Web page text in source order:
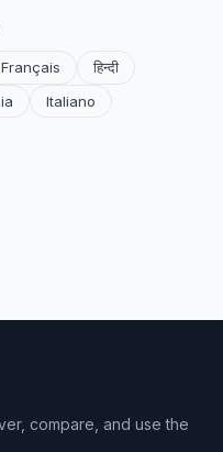
Français
हिन्दी
Italiano
compare, and use the